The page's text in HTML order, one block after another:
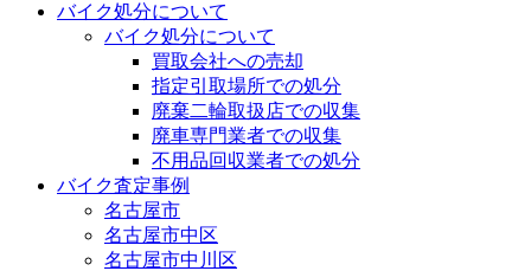
バイク処分について
バイク処分について
買取会社への売却
指定引取場所での処分
廃棄二輪取扱店での収集
廃車専門業者での収集
不用品回収業者での処分
バイク査定事例
名古屋市
名古屋市中区
名古屋市中川区